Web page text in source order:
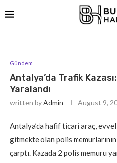
Gündem
Antalya’da Trafik
Yaralandı
written byAdmin August 9,
Antalya’da hafif ticari araç,
gitmekte olan polis
çarptı. Kazada 2 polis memuru